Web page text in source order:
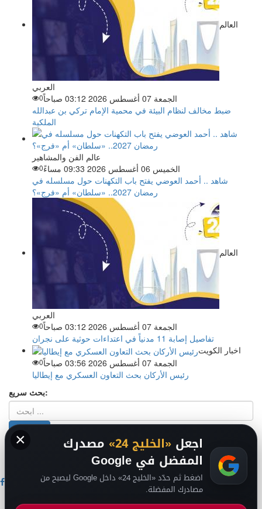
العالم
العربي
الجمعة 07 أغسطس 2026 03:12 صباحاً
0
ضبط مخالف لنظام البيئة في محمية الإمام تركي بن عبدالله
الملكية
عالم الفن والمشاهير
الخميس 06 أغسطس 2026 09:33 مساءً
0
شاهد .. أحمد العوضي يفتح باب التكهنات حول مسلسله في
رمضان 2027.. «سلطان» أم «فرج»؟
العالم
العربي
الجمعة 07 أغسطس 2026 03:12 صباحاً
0
تفاصيل إصابة 11 مدنياً في اعتداءات حوثية على نجران
اخبار الكويت
الجمعة 07 أغسطس 2026 03:56 صباحاً
0
رئيس الأركان بحث التعاون العسكري مع إيطاليا
بحث سريع:
2026 سياسة الخصوصية- حقوق الملكية الفكرية DMCA - من نحن-
فريق التحرير
اخبار السعودية
× اجعل «الخليج 24» مصدرك
المفضل في Google
اضغط ثم حدّد «الخليج 24» داخل Google ليصبح من
مصادرك المفضلة.